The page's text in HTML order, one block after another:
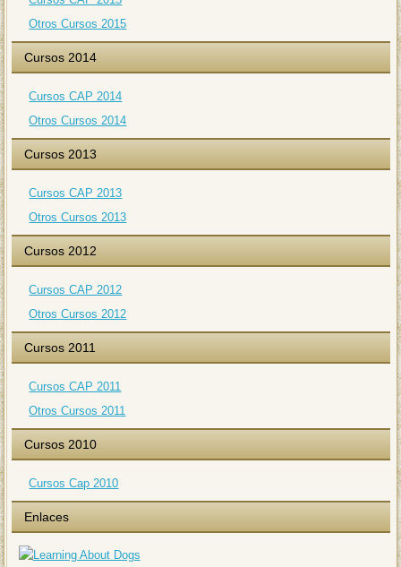
Otros Cursos 2015
Cursos 2014
Cursos CAP 2014
Otros Cursos 2014
Cursos 2013
Cursos CAP 2013
Otros Cursos 2013
Cursos 2012
Cursos CAP 2012
Otros Cursos 2012
Cursos 2011
Cursos CAP 2011
Otros Cursos 2011
Cursos 2010
Cursos Cap 2010
Enlaces